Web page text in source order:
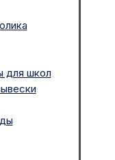
для школ